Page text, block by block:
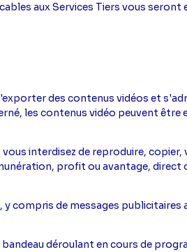
aux Services Tiers vous seront
des contenus vidéos et
les contenus vidéo peuvent être
interdisez de reproduire, copier,
profit ou avantage, direct
compris de messages publicitaires
déroulant en cours de